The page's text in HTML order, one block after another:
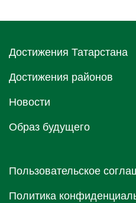
Достижения Татарстана
Достижения районов
Новости
Образ будущего
Пользовательское
Политика